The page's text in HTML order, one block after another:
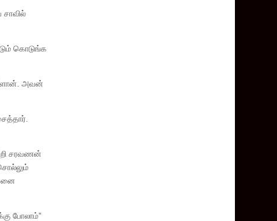
கொடுங்க
அவன்
சரவணன்
போலாம்”